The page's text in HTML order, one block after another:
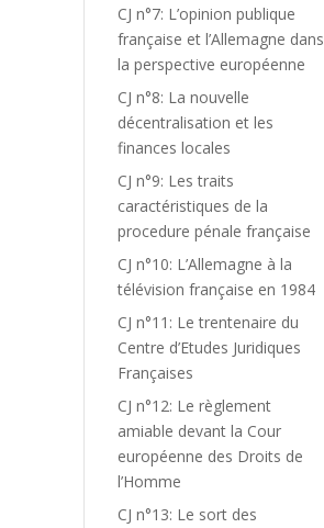
CJ n°7: L’opinion publique
française et l’Allemagne dans
la perspective européenne
CJ n°8: La nouvelle
décentralisation et les
finances locales
CJ n°9: Les traits
caractéristiques de la
procedure pénale française
CJ n°10: L’Allemagne à la
télévision française en 1984
CJ n°11: Le trentenaire du
Centre d’Etudes Juridiques
Françaises
CJ n°12: Le règlement
amiable devant la Cour
européenne des Droits de
l’Homme
CJ n°13: Le sort des